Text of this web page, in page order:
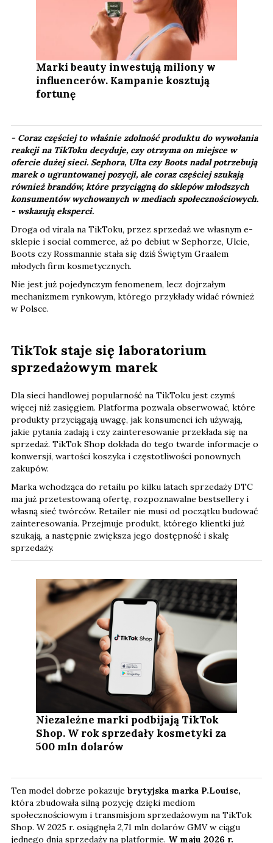
Marki beauty inwestują miliony w
influencerów. Kampanie kosztują
fortunę
- Coraz częściej to właśnie zdolność produktu do wywołania
reakcji na TikToku decyduje, czy otrzyma on miejsce w
ofercie dużej sieci. Sephora, Ulta czy Boots nadal potrzebują
marek o ugruntowanej pozycji, ale coraz częściej szukają
również brandów, które przyciągną do sklepów młodszych
konsumentów wychowanych w mediach społecznościowych.​
- wskazują eksperci.
Droga od virala na TikToku, przez sprzedaż we własnym e-
sklepie i social commerce, aż po debiut w Sephorze, Ulcie,
Boots czy Rossmannie stała się dziś Świętym Graalem
młodych firm kosmetycznych.
Nie jest już pojedynczym fenomenem, lecz dojrzałym
mechanizmem rynkowym, którego przykłady widać również
w Polsce.
TikTok staje się laboratorium
sprzedażowym marek
Dla sieci handlowej popularność na TikToku jest czymś
więcej niż zasięgiem. Platforma pozwala obserwować, które
produkty przyciągają uwagę, jak konsumenci ich używają,
jakie pytania zadają i czy zainteresowanie przekłada się na
sprzedaż. TikTok Shop dokłada do tego twarde informacje o
konwersji, wartości koszyka i częstotliwości ponownych
zakupów.
Marka wchodząca do retailu po kilku latach sprzedaży DTC
ma już przetestowaną ofertę, rozpoznawalne bestsellery i
własną sieć twórców. Retailer nie musi od początku budować
zainteresowania. Przejmuje produkt, którego klientki już
szukają, a następnie zwiększa jego dostępność i skalę
sprzedaży.
Niezależne marki podbijają TikTok
Shop. W rok sprzedały kosmetyki za
500 mln dolarów
Ten model dobrze pokazuje brytyjska marka P.Louise,
która zbudowała silną pozycję dzięki mediom
społecznościowym i transmisjom sprzedażowym na TikTok
Shop. W 2025 r. osiągnęła 2,71 mln dolarów GMV w ciągu
jednego dnia sprzedaży na platformie. W maju 2026 r.